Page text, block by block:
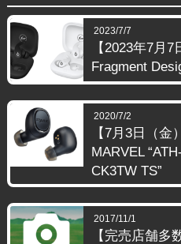
2023/7/7
【2023年7月
Fragment
2020/7/2
【7月3日（金
MARVEL
CK3TW TS”
2017/11/1
【完売店舗多